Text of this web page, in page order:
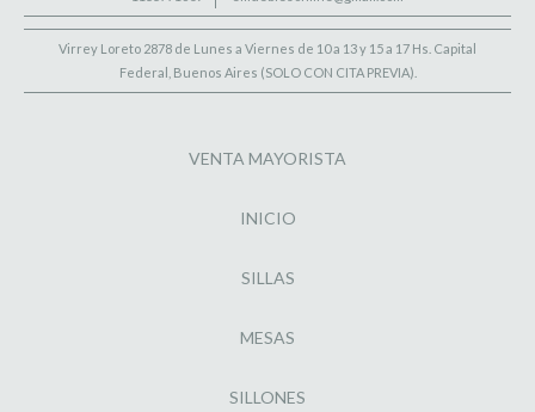
Virrey Loreto 2878 de Lunes a Viernes de 10 a 13 y 15 a 17 Hs. Capital
Federal, Buenos Aires (SOLO CON CITA PREVIA).
VENTA MAYORISTA
INICIO
SILLAS
MESAS
SILLONES